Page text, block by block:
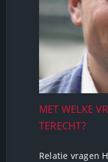
MET WELKE
TERECHT?
Relatie vragen